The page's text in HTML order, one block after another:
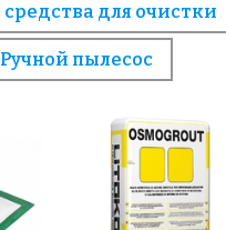
средства для очистки
Ручной пылесос